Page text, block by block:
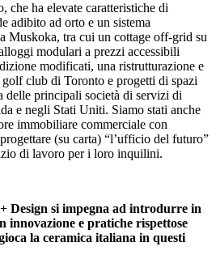
che ha elevate caratteristiche di
adibito ad orto e un sistema
Muskoka, tra cui un cottage off-grid su
modulari a prezzi accessibili
modificati, una ristrutturazione e
club di Toronto e progetti di spazi
delle principali società di servizi di
e negli Stati Uniti. Siamo stati anche
immobiliare commerciale con
(su carta) “l’ufficio del futuro”
di lavoro per i loro inquilini.
Design si impegna ad introdurre in
innovazione e pratiche rispettose
la ceramica italiana in questi